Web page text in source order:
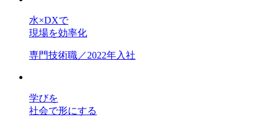
水×DXで
現場を効率化
専門技術職／2022年入社
学びを
社会で形にする